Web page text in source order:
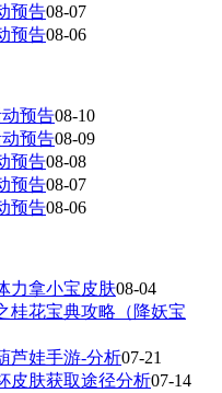
预告08-07
预告08-06
预告08-10
预告08-09
预告08-08
预告08-07
预告08-06
力拿小宝皮肤08-04
桂花宝典攻略（降妖宝
芦娃手游-分析07-21
皮肤获取途径分析07-14